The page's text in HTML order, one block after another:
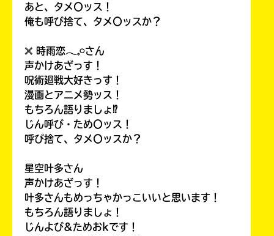
あと、タメ〇ッス！
俺も呼び捨て、タメ〇ッスか？
𓏴 時雨恋𓂃𓈒𓏸さん
声かけあざっす！
呪術廻戦大好きっす！
漫画とアニメ勢ッス！
もちろん語りましょ⁉
じん呼び・ため〇ッス！
呼び捨て、タメ〇ッスか？
星空叶多さん
声かけあざっす！
叶多さんもめっちゃかっこいいと思います！
もちろん語りましょ！
じんよび&ためおkです！